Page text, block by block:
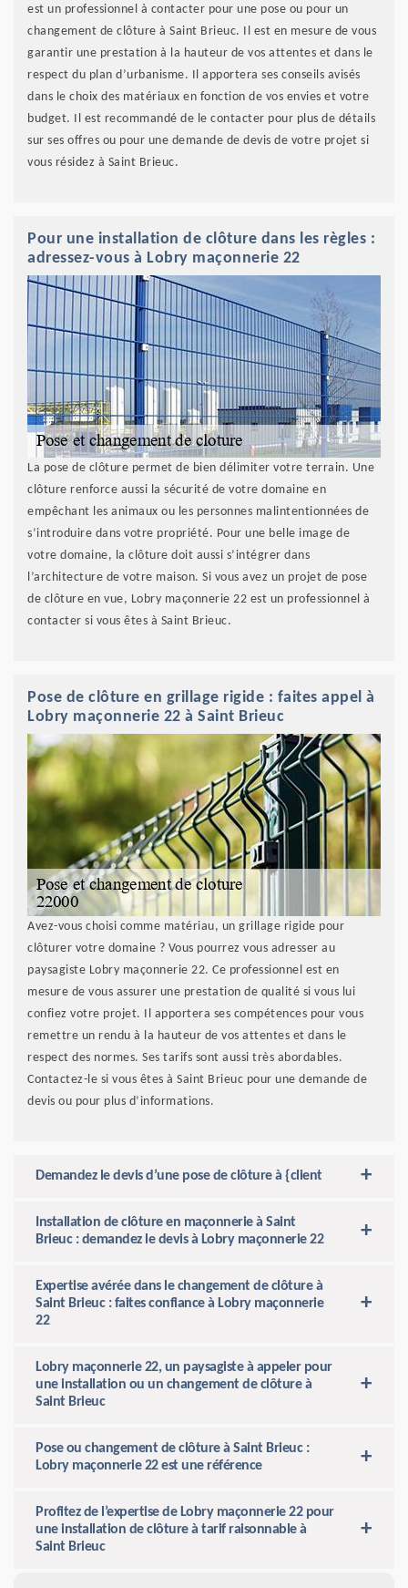
est un professionnel à contacter pour une pose ou pour un
changement de clôture à Saint Brieuc. Il est en mesure de vous
garantir une prestation à la hauteur de vos attentes et dans le
respect du plan d’urbanisme. Il apportera ses conseils avisés
dans le choix des matériaux en fonction de vos envies et votre
budget. Il est recommandé de le contacter pour plus de détails
sur ses offres ou pour une demande de devis de votre projet si
vous résidez à Saint Brieuc.
Pour une installation de clôture dans les règles :
adressez-vous à Lobry maçonnerie 22
La pose de clôture permet de bien délimiter votre terrain. Une
clôture renforce aussi la sécurité de votre domaine en
empêchant les animaux ou les personnes malintentionnées de
s’introduire dans votre propriété. Pour une belle image de
votre domaine, la clôture doit aussi s’intégrer dans
l’architecture de votre maison. Si vous avez un projet de pose
de clôture en vue, Lobry maçonnerie 22 est un professionnel à
contacter si vous êtes à Saint Brieuc.
Pose de clôture en grillage rigide : faites appel à
Lobry maçonnerie 22 à Saint Brieuc
Avez-vous choisi comme matériau, un grillage rigide pour
clôturer votre domaine ? Vous pourrez vous adresser au
paysagiste Lobry maçonnerie 22. Ce professionnel est en
mesure de vous assurer une prestation de qualité si vous lui
confiez votre projet. Il apportera ses compétences pour vous
remettre un rendu à la hauteur de vos attentes et dans le
respect des normes. Ses tarifs sont aussi très abordables.
Contactez-le si vous êtes à Saint Brieuc pour une demande de
devis ou pour plus d’informations.
Demandez le devis d’une pose de clôture à {client
Installation de clôture en maçonnerie à Saint
Brieuc : demandez le devis à Lobry maçonnerie 22
Expertise avérée dans le changement de clôture à
Saint Brieuc : faites confiance à Lobry maçonnerie
22
Lobry maçonnerie 22, un paysagiste à appeler pour
une installation ou un changement de clôture à
Saint Brieuc
Pose ou changement de clôture à Saint Brieuc :
Lobry maçonnerie 22 est une référence
Profitez de l’expertise de Lobry maçonnerie 22 pour
une installation de clôture à tarif raisonnable à
Saint Brieuc